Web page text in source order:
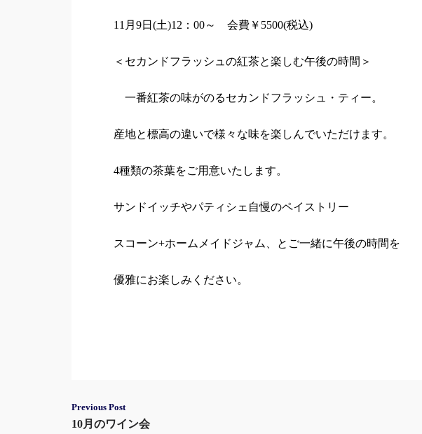
11月9日(土)12：00～ 会費￥5500(税込)
＜セカンドフラッシュの紅茶と楽しむ午後の時間＞
一番紅茶の味がのるセカンドフラッシュ・ティー。
産地と標高の違いで様々な味を楽しんでいただけます。
4種類の茶葉をご用意いたします。
サンドイッチやパティシェ自慢のペイストリー
スコーン+ホームメイドジャム、とご一緒に午後の時間を
優雅にお楽しみください。
Post
Previous Post
10月のワイン会